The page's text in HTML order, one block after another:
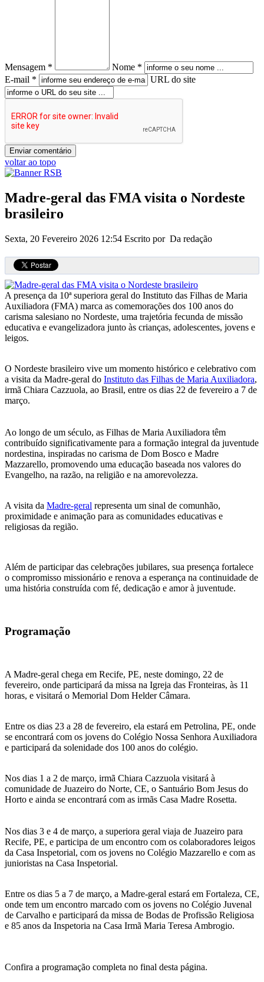
Mensagem *
Nome *
E-mail *
URL do site
voltar ao topo
Madre-geral das FMA visita o Nordeste
brasileiro
Sexta, 20 Fevereiro 2026 12:54 Escrito por Da redação
A presença da 10ª superiora geral do Instituto das Filhas de Maria
Auxiliadora (FMA) marca as comemorações dos 100 anos do
carisma salesiano no Nordeste, uma trajetória fecunda de missão
educativa e evangelizadora junto às crianças, adolescentes, jovens e
leigos.
O Nordeste brasileiro vive um momento histórico e celebrativo com
a visita da Madre-geral do Instituto das Filhas de Maria Auxiliadora,
irmã Chiara Cazzuola, ao Brasil, entre os dias 22 de fevereiro a 7 de
março.
Ao longo de um século, as Filhas de Maria Auxiliadora têm
contribuído significativamente para a formação integral da juventude
nordestina, inspiradas no carisma de Dom Bosco e Madre
Mazzarello, promovendo uma educação baseada nos valores do
Evangelho, na razão, na religião e na amorevolezza.
A visita da Madre-geral representa um sinal de comunhão,
proximidade e animação para as comunidades educativas e
religiosas da região.
Além de participar das celebrações jubilares, sua presença fortalece
o compromisso missionário e renova a esperança na continuidade de
uma história construída com fé, dedicação e amor à juventude.
Programação
A Madre-geral chega em Recife, PE, neste domingo, 22 de
fevereiro, onde participará da missa na Igreja das Fronteiras, às 11
horas, e visitará o Memorial Dom Helder Câmara.
Entre os dias 23 a 28 de fevereiro, ela estará em Petrolina, PE, onde
se encontrará com os jovens do Colégio Nossa Senhora Auxiliadora
e participará da solenidade dos 100 anos do colégio.
Nos dias 1 a 2 de março, irmã Chiara Cazzuola visitará à
comunidade de Juazeiro do Norte, CE, o Santuário Bom Jesus do
Horto e ainda se encontrará com as irmãs Casa Madre Rosetta.
Nos dias 3 e 4 de março, a superiora geral viaja de Juazeiro para
Recife, PE, e participa de um encontro com os colaboradores leigos
da Casa Inspetorial, com os jovens no Colégio Mazzarello e com as
junioristas na Casa Inspetorial.
Entre os dias 5 a 7 de março, a Madre-geral estará em Fortaleza, CE,
onde tem um encontro marcado com os jovens no Colégio Juvenal
de Carvalho e participará da missa de Bodas de Profissão Religiosa
e 85 anos da Inspetoria na Casa Irmã Maria Teresa Ambrogio.
Confira a programação completa no final desta página.